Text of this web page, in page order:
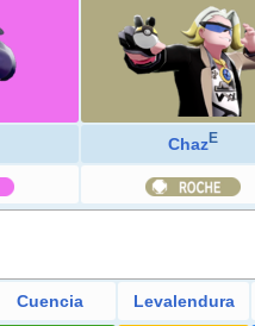
ChazE
Cuencia Levalendura